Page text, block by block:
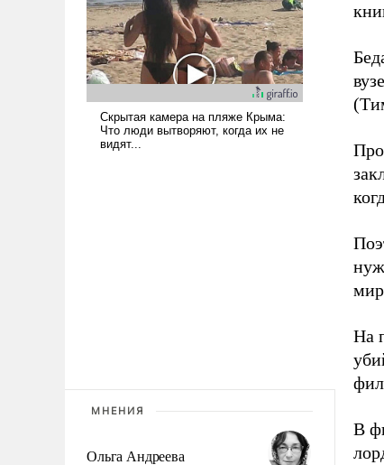
МНЕНИЯ
Ольга Андреева
На
В